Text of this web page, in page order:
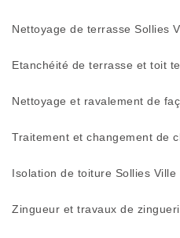
Nettoyage de terrasse Sollies
Etanchéité de terrasse et toit
Nettoyage et ravalement de
Traitement et changement de
Isolation de toiture Sollies Ville
Zingueur et travaux de